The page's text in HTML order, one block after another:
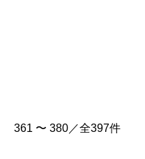
361 〜 380／全397件